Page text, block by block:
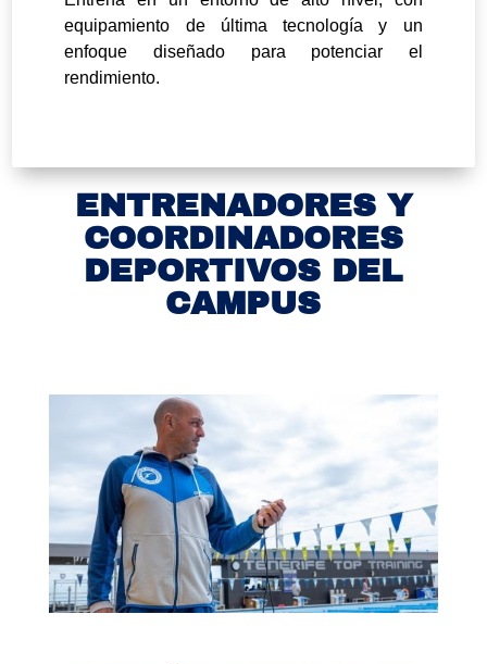
equipamiento de última tecnología y un
enfoque diseñado para potenciar el
rendimiento.
ENTRENADORES Y
COORDINADORES
DEPORTIVOS DEL
CAMPUS